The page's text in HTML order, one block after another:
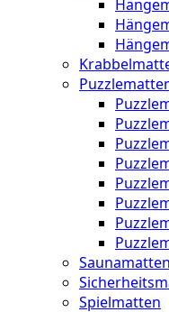
Saunamatten
Spielmatten